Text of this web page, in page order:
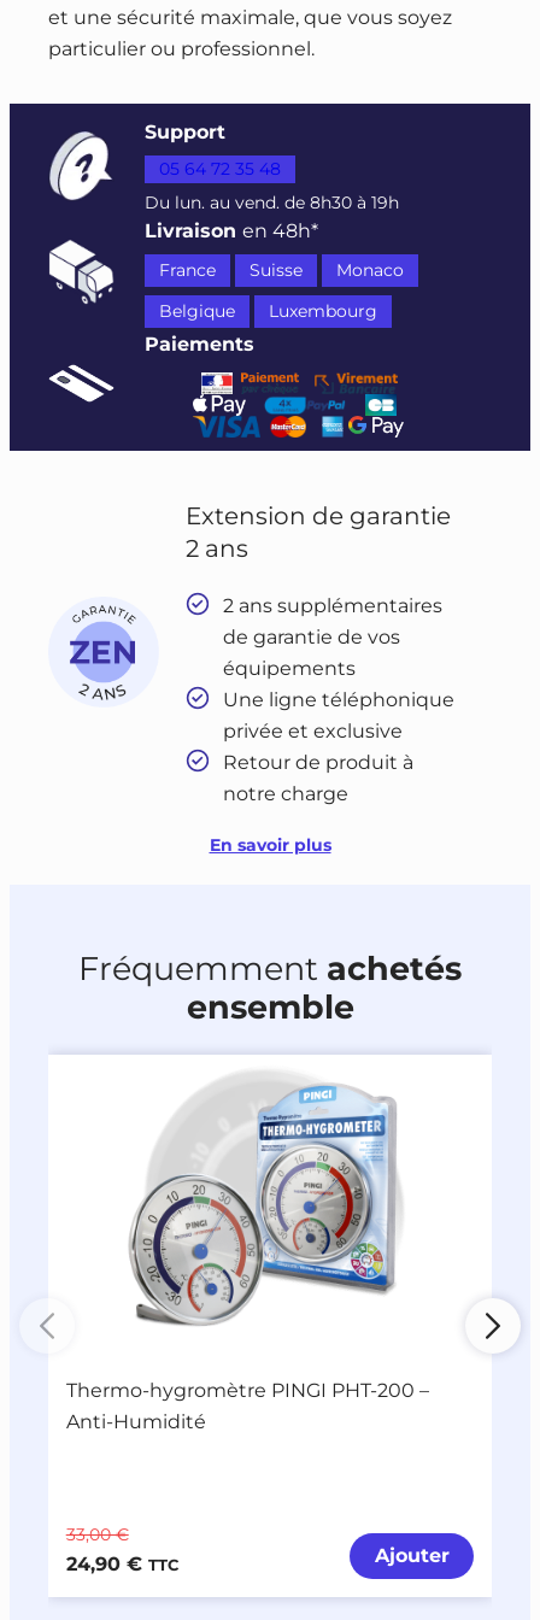
et une sécurité maximale, que vous soyez
particulier ou professionnel.
Support
05 64 72 35 48
Du lun. au vend. de 8h30 à 19h
Livraisonen 48h*
France Suisse
Monaco
Belgique
Luxembourg
Paiements
Extension de garantie
2 ans
2 ans supplémentaires
de garantie de vos
équipements
Une ligne téléphonique
privée et exclusive
Retour de produit à
notre charge
En savoir plus
Fréquemment achetés
ensemble
Thermo-hygromètre PINGI PHT-200 –
Anti-Humidité
33,00 €
24,90 € TTC Ajouter